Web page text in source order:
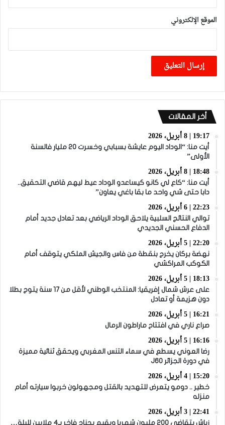
الموقع الإلكتروني
أخر المقالات
19:17 | 8 أبريل، 2026
أيت منا: “الوداد اليوم عايشة بسبابي وخسرت 20 مليار فالسنة
الأولى”
18:48 | 8 أبريل، 2026
أيت منا: “كاع لي كانو كيساعدو الوداد عيط ليهم قاضي التحقيق..
دابا حتى شي واحد ما بقا باغي يعاون”
22:23 | 6 أبريل، 2026
توالي النتائج السلبية يلاحق الوداد الرياضي بعد تعادل جديد أمام
الدفاع الحسني الجديدي
22:20 | 5 أبريل، 2026
نهضة بركان يخرج بنقطة من فاس والجيش الملكي يتوقف أمام
الكوكب المراكشي
18:13 | 5 أبريل، 2026
على عرش شمال إفريقيا: المنتخب الوطني لأقل من 17 سنة يتوج بطلا
دون هزيمة أو تعادل
16:21 | 5 أبريل، 2026
صراع ناري في افتتاح ماراطون الرمال
16:16 | 5 أبريل، 2026
رضا العوني يسطع في سماء التنس المغربي ويحقق ثنائية مميزة
في دورة الجزائر J60
15:20 | 4 أبريل، 2026
خطير .. دومو يتعرض للتهديد بالقتل ومجهولون خربوا سيارته أمام
منزله
22:41 | 3 أبريل، 2026
زياش يتقاضى 200 مليون شهريا ويقيم بجناح فاخر بـ4 ملايين لليلة…